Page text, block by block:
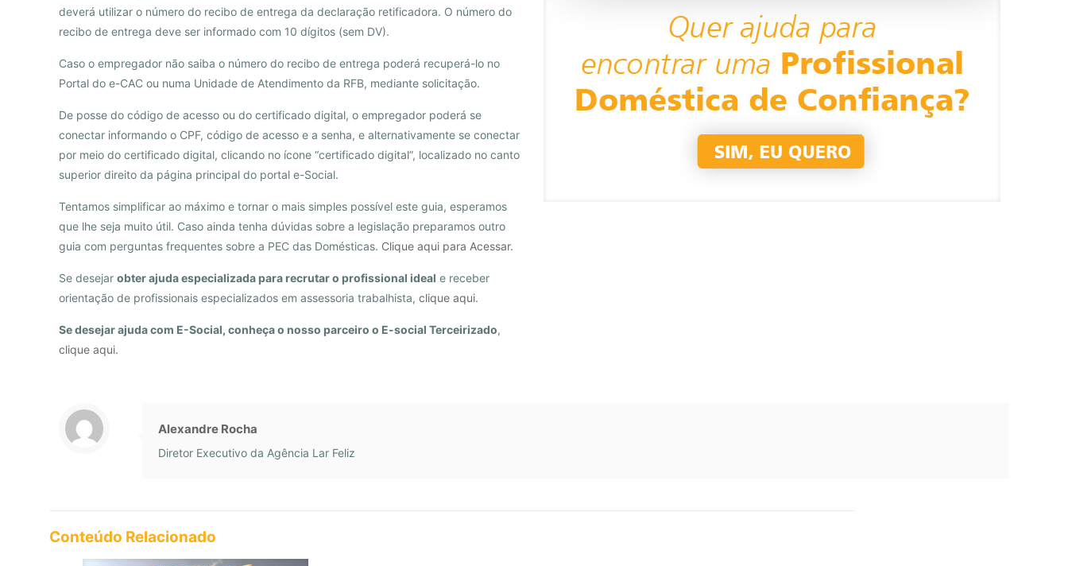
deverá utilizar o número do recibo de entrega da declaração retificadora. O número do
recibo de entrega deve ser informado com 10 dígitos (sem DV).
Caso o empregador não saiba o número do recibo de entrega poderá recuperá-lo no
Portal do e-CAC ou numa Unidade de Atendimento da RFB, mediante solicitação.
De posse do código de acesso ou do certificado digital, o empregador poderá se
conectar informando o CPF, código de acesso e a senha, e alternativamente se conectar
por meio do certificado digital, clicando no ícone “certificado digital”, localizado no canto
superior direito da página principal do portal e-Social.
Tentamos simplificar ao máximo e tornar o mais simples possível este guia, esperamos
que lhe seja muito útil. Caso ainda tenha dúvidas sobre a legislação preparamos outro
guia com perguntas frequentes sobre a PEC das Domésticas. Clique aqui para Acessar.
Se desejar obter ajuda especializada para recrutar o profissional ideal e receber
orientação de profissionais especializados em assessoria trabalhista, clique aqui.
Se desejar ajuda com E-Social, conheça o nosso parceiro o E-social Terceirizado,
clique aqui.
Alexandre Rocha
Diretor Executivo da Agência Lar Feliz
Conteúdo Relacionado